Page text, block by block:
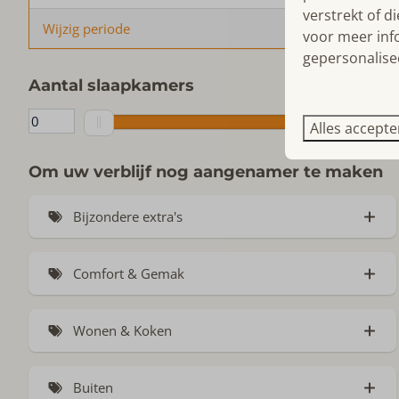
Wijzig periode
Aantal slaapkamers
Om uw verblijf nog aangenamer te maken
Bijzondere extra's
Signature Stay (14)
Sauna (1)
Jacuzzi (3)
Hottub
Comfort & Gemak
Oplaadpunt bij woning (8)
Gelijkvloers (24)
Wonen & Koken
Buiten
verstrekt of
voor meer
Alles